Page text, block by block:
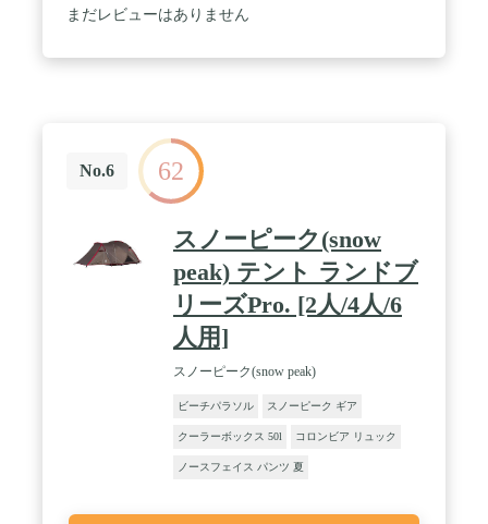
熱材入りの「保冷温スペース」3層構造の保冷機能
収納。下段は、お弁当やドリンクなどの保冷温スペ
ースに。お弁当と一緒に入れた「保冷剤」やペット
ボトルの結露による水分で、リュックの中の着替え
やタオルがビショビショに・・・なんて心配もあり
ません。 / 【4つの収納ポケット】①フロントポケ
ット×1:サッと取り出せる外側のポケットにはハン
カチやマスクなどを。②サイドポケット×2:両サイ
ドにはポールや傘、水筒などを入れるのにピッタリ
なポケットを搭載。ベルト付きだからしっかりと固
定できます。③内側ポケット×1:内側のメッシュポ
ケットにはサングラスや鍵など失くしたくない貴重
品を。 / 【細かな機能がたくさん】①開け閉めしや
すいジッパータブ付②クッション入りで肩がラクな
ショルダーベルト③背中はムレにくいメッシュ素材
まだレビューはありません
No.6 62
スノーピーク(snow
peak) テント ランドブ
リーズPro. [2人/4人/6
人用]
スノーピーク(snow peak)
ビーチパラソル スノーピーク ギア
クーラーボックス 50l コロンビア リュック
ノースフェイス パンツ 夏